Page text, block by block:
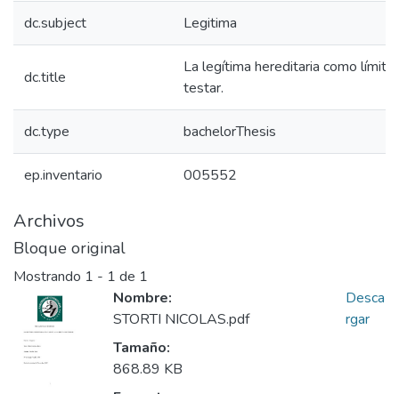
dc.subject Legitima
dc.title
La legítima hereditaria como
testar.
dc.type bachelorThesis
ep.inventario 005552
Archivos
Bloque original
Mostrando 1 - 1 de 1
Nombre:
STORTI NICOLAS.pdf
Tamaño:
868.89 KB
Desca
rgar